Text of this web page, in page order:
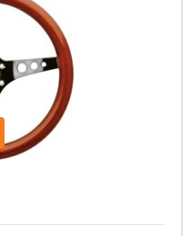
LISA KORVI